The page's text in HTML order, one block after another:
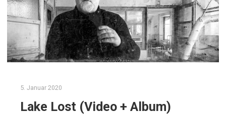
5. Januar 2020
Lake Lost (Video + Album)